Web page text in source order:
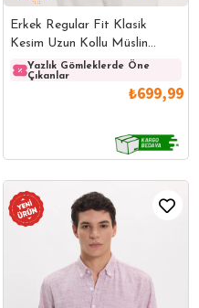
Yazlık Gömleklerde Öne
Çıkanlar
Erkek Regular Fit Klasik
Kesim Uzun Kollu Müslin
Kumaş Bordo Gömlek
Yazlık Gömleklerde Öne
Çıkanlar
₺699,99